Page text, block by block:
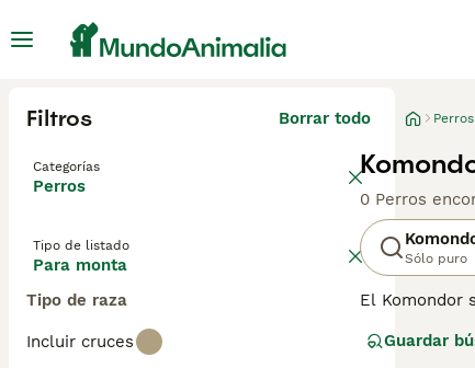
Filtros Borrar todo
Categorías
Perros
Tipo de listado
Para monta
Tipo de raza
Incluir cruces
Perros
0 Perros
Sólo puro
El Komondor
compañero
Guardar